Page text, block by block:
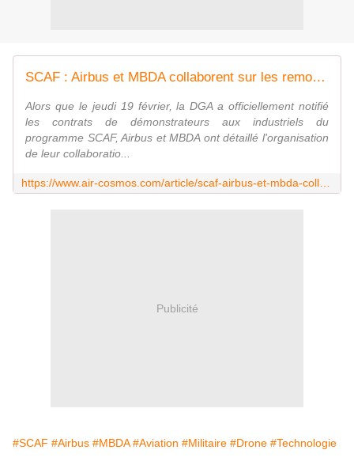
SCAF : Airbus et MBDA collaborent sur les remote carriers
Alors que le jeudi 19 février, la DGA a officiellement notifié
les contrats de démonstrateurs aux industriels du
programme SCAF, Airbus et MBDA ont détaillé l'organisation
de leur collaboratio...
Publicité
#SCAF #Airbus #MBDA #Aviation #Militaire #Drone #Technologie